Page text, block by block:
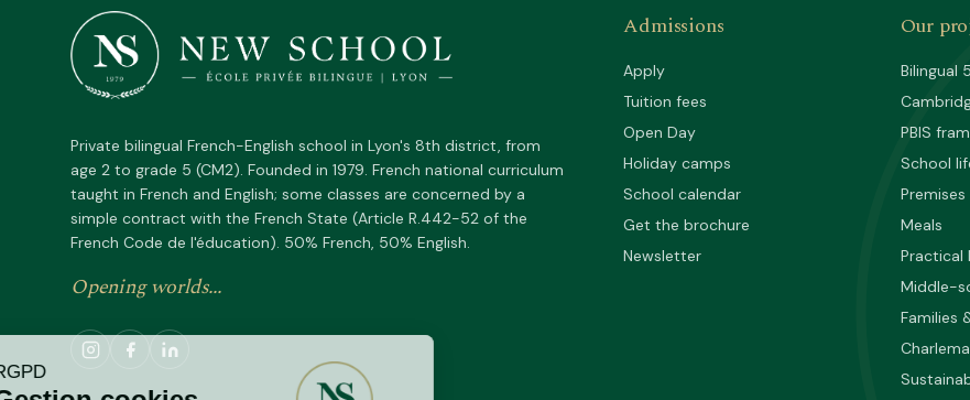
Private bilingual French-English school in Lyon's 8th district, from
age 2 to grade 5 (CM2). Founded in 1979. French national curriculum
taught in French and English; some classes are concerned by a
simple contract with the French State (Article R.442-52 of the
French Code de l'éducation). 50% French, 50% English.
Opening worlds...
Admissions
Apply
Tuition fees
Open Day
Holiday camps
School calendar
Get the brochure
Newsletter
Our
Bilingual
PBIS
School
Premises
Meals
Practical
Middle-
Families